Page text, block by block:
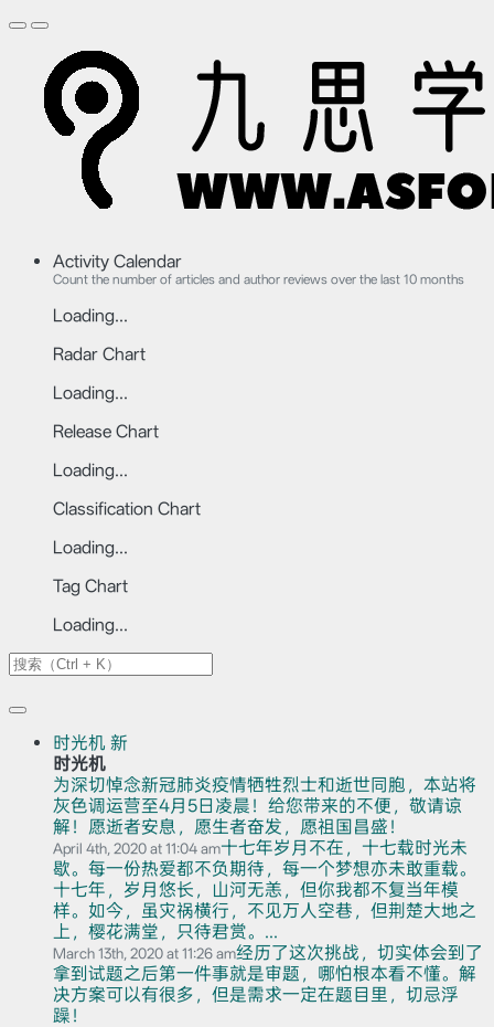
Activity Calendar
Count the number of articles and author reviews over the last 10 months
Loading...
Radar Chart
Loading...
Release Chart
Loading...
Classification Chart
Loading...
Tag Chart
Loading...
时光机 新
时光机
为深切悼念新冠肺炎疫情牺牲烈士和逝世同胞，本站将
灰色调运营至4月5日凌晨！给您带来的不便，敬请谅
解！愿逝者安息，愿生者奋发，愿祖国昌盛！
April 4th, 2020 at 11:04 am十七年岁月不在，十七载时光未
歇。每一份热爱都不负期待，每一个梦想亦未敢重载。
十七年，岁月悠长，山河无恙，但你我都不复当年模
样。如今，虽灾祸横行，不见万人空巷，但荆楚大地之
上，樱花满堂，只待君赏。...
March 13th, 2020 at 11:26 am经历了这次挑战，切实体会到了
拿到试题之后第一件事就是审题，哪怕根本看不懂。解
决方案可以有很多，但是需求一定在题目里，切忌浮
躁！